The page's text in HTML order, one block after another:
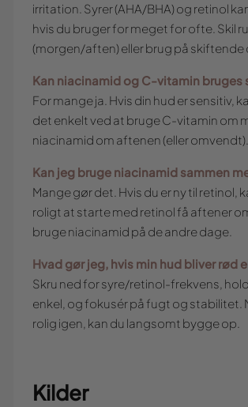
irritation. Syrer (AHA/BHA) og retinol
hvis du bruger for meget for ofte. Skil
(morgen/aften) eller brug på skiftende
Kan niacinamid og C-vitamin bruges
For mange ja. Hvis din hud er sensitiv,
det enkelt ved at bruge C-vitamin om
niacinamid om aftenen (eller omvendt).
Kan jeg bruge niacinamid sammen
Mange gør det. Hvis du er ny til retinol,
roligt at starte med retinol få aftener
bruge niacinamid på de andre dage.
Hvad gør jeg, hvis min hud bliver rød
Skru ned for syre/retinol-frekvens,
enkel, og fokusér på fugt og stabilitet.
rolig igen, kan du langsomt bygge op.
Kilder